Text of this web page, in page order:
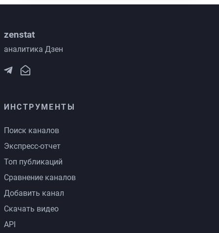
zenstat
аналитика Дзен
ИНСТРУМЕНТЫ
Поиск каналов
Экспресс-отчет
Топ публикаций
Сравнение каналов
Добавить канал
Скачать видео
API